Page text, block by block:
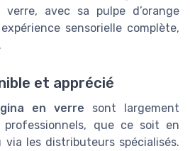
avec sa pulpe d’orange
sensorielle complète,
et apprécié
en verre sont largement
professionnels, que ce soit en
via les distributeurs spécialisés.